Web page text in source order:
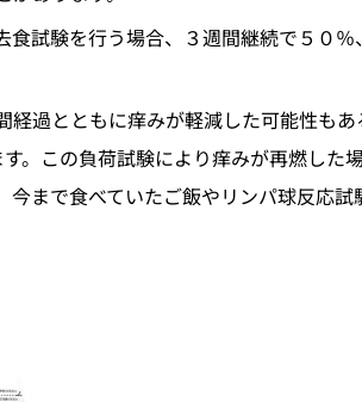
試験を行う場合、３週間継続で５０
経過とともに痒みが軽減した可能性も
。この負荷試験により痒みが再燃した場
まで食べていたご飯やリンパ球反応